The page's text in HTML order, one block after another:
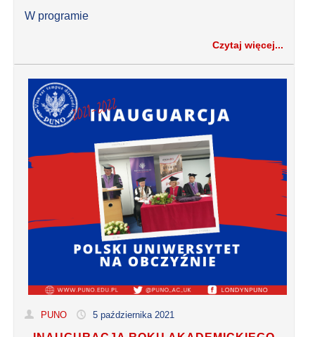
W programie
Czytaj więcej...
PUNO 5 października 2021